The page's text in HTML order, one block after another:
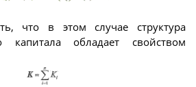
что в этом случае структура
капитала обладает свойством